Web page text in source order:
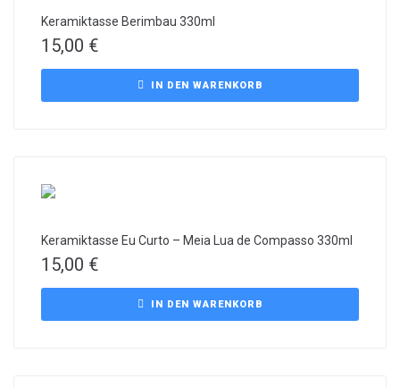
Keramiktasse Berimbau 330ml
15,00 €
IN DEN WARENKORB
Keramiktasse Eu Curto – Meia Lua de Compasso 330ml
15,00 €
IN DEN WARENKORB